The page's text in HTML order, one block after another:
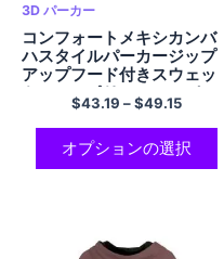
3D パーカー
コンフォートメキシカンバ
ハスタイルパーカージップ
アップフード付きスウェッ
トシャツポリエステルパー
カーポケット付き男性と女
性用
$43.19 –$49.15
オプションの選択